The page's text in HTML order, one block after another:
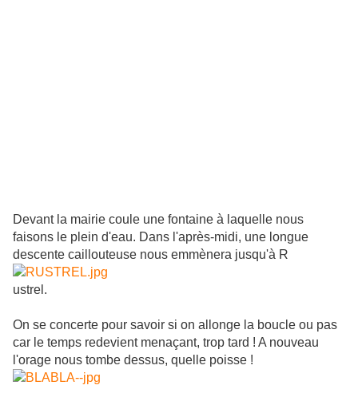
Devant la mairie coule une fontaine à laquelle nous
faisons le plein d'eau. Dans l'après-midi, une longue
descente caillouteuse nous emmènera jusqu'à R
ustrel.
On se concerte pour savoir si on allonge la boucle ou pas
car le temps redevient menaçant, trop tard ! A nouveau
l'orage nous tombe dessus, quelle poisse !